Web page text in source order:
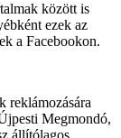
között is
ezek az
a Facebookon.
reklámozására
Megmondó,
állítólagos